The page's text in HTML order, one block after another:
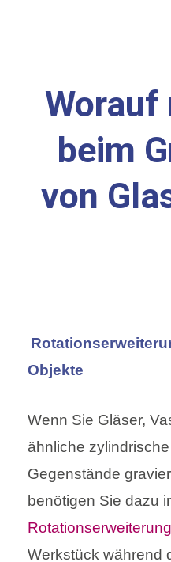
Worauf
beim
von
Objekte
Wenn Sie Gläser,
ähnliche
Gegenstände
benötigen Sie dazu
Rotationserweiterung
Werkstück während